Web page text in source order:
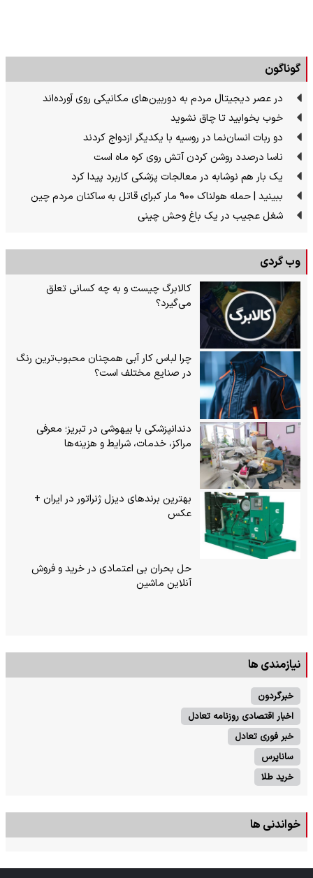
گوناگون
در عصر دیجیتال مردم به دوربین‌های مکانیکی روی آورده‌اند
خوب بخوابید تا چاق نشوید
دو ربات انسان‌نما در روسیه با یکدیگر ازدواج کردند
ناسا درصدد روشن کردن آتش روی کره ماه است
یک بار هم نوشابه در معالجات پزشکی کاربرد پیدا کرد
ببینید | حمله هولناک ۹۰۰ مار کبرای قاتل به ساکنان مردم چین
شغل عجیب در یک باغ وحش چینی
وب گردی
کالابرگ چیست و به چه کسانی تعلق
می‌گیرد؟
چرا لباس کار آبی همچنان محبوب‌ترین رنگ
در صنایع مختلف است؟
دندانپزشکی با بیهوشی در تبریز؛ معرفی
مراکز، خدمات، شرایط و هزینه‌ها
بهترین برندهای دیزل ژنراتور در ایران +
عکس
حل بحران بی‌ اعتمادی در خرید و فروش
آنلاین ماشین
نیازمندی ها
خبرگردون
اخبار اقتصادی روزنامه تعادل
خبر فوری تعادل
ساناپرس
خرید طلا
خواندنی ها